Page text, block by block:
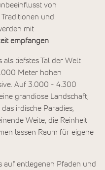
von
und
mit
empfangen
als tiefstes Tal der Welt
Meter hohen
Auf 3.000 - 4.300
grandiose Landschaft,
irdische Paradies,
Weite, die Reinheit
lassen Raum für eigene
auf entlegenen Pfaden und